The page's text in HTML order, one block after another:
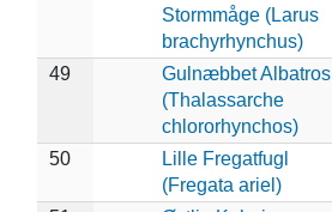
Stormmåge (Larus
brachyrhynchus)
49
Gulnæbbet Albatros
(Thalassarche
chlororhynchos)
50
Lille Fregatfugl
(Fregata ariel)